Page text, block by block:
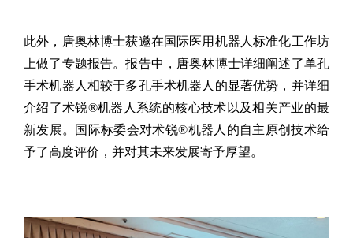
此外，唐奥林博士获邀在国际医用机器人标准化工作坊
上做了专题报告。报告中，唐奥林博士详细阐述了单孔
手术机器人相较于多孔手术机器人的显著优势，并详细
介绍了术锐®机器人系统的核心技术以及相关产业的最
新发展。国际标委会对术锐®机器人的自主原创技术给
予了高度评价，并对其未来发展寄予厚望。